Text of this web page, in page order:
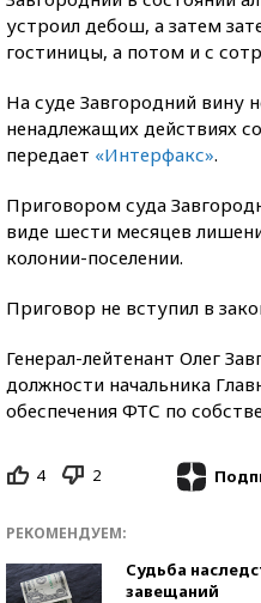
устроил дебош, а затем
гостиницы, а потом и с
На суде Завгородний вину
ненадлежащих действиях
передает «Интерфакс».
Приговором суда
виде шести месяцев
колонии-поселении.
Приговор не вступил в
Генерал-лейтенант Олег
должности начальника
обеспечения ФТС по
4 2
РЕКОМЕНДУЕМ:
Судьба
завещаний